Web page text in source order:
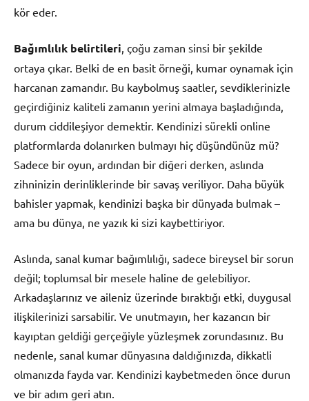
kör eder.
Bağımlılık belirtileri , çoğu zaman sinsi bir şekilde
ortaya çıkar. Belki de en basit örneği, kumar oynamak için
harcanan zamandır. Bu kaybolmuş saatler, sevdiklerinizle
geçirdiğiniz kaliteli zamanın yerini almaya başladığında,
durum ciddileşiyor demektir. Kendinizi sürekli online
platformlarda dolanırken bulmayı hiç düşündünüz mü?
Sadece bir oyun, ardından bir diğeri derken, aslında
zihninizin derinliklerinde bir savaş veriliyor. Daha büyük
bahisler yapmak, kendinizi başka bir dünyada bulmak –
ama bu dünya, ne yazık ki sizi kaybettiriyor.
Aslında, sanal kumar bağımlılığı, sadece bireysel bir sorun
değil; toplumsal bir mesele haline de gelebiliyor.
Arkadaşlarınız ve aileniz üzerinde bıraktığı etki, duygusal
ilişkilerinizi sarsabilir. Ve unutmayın, her kazancın bir
kayıptan geldiği gerçeğiyle yüzleşmek zorundasınız. Bu
nedenle, sanal kumar dünyasına daldığınızda, dikkatli
olmanızda fayda var. Kendinizi kaybetmeden önce durun
ve bir adım geri atın.